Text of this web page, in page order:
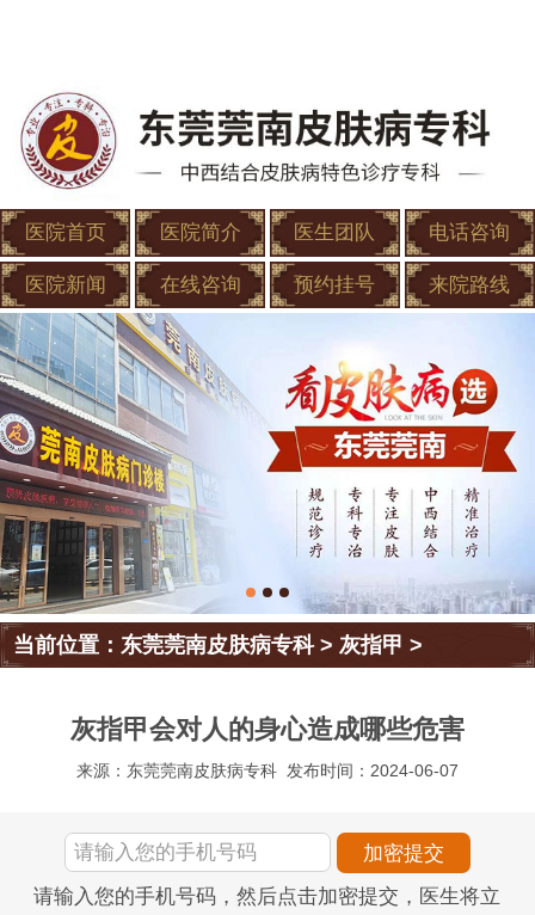
医院首页 医院简介 医生团队 电话咨询
医院新闻 在线咨询 预约挂号 来院路线
当前位置：东莞莞南皮肤病专科>灰指甲 >
灰指甲会对人的身心造成哪些危害
来源：东莞莞南皮肤病专科 发布时间：2024-06-07
请输入您的手机号码，然后点击加密提交，医生将立